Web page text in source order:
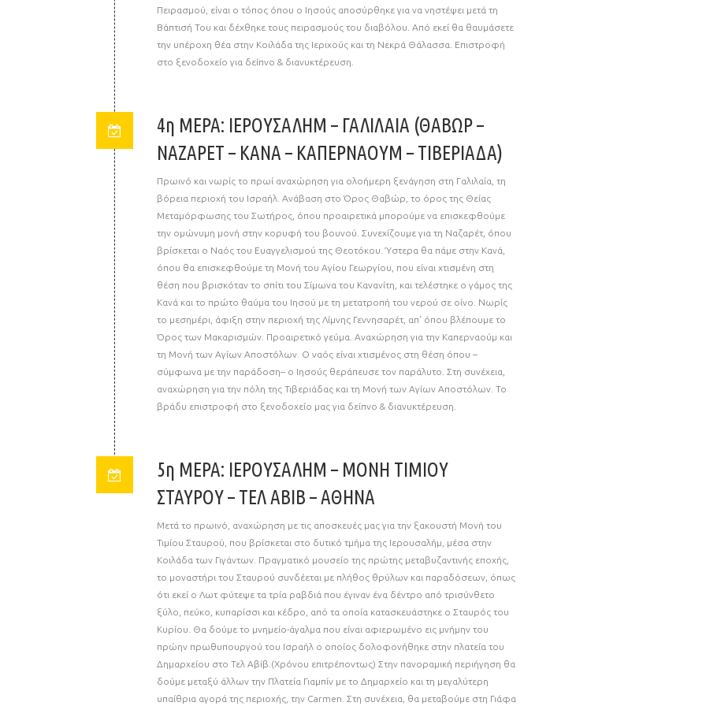
Πειρασμού, είναι ο τόπος όπου ο Ιησούς αποσύρθηκε για να νηστέψει μετά τη
Βάπτισή Του και δέχθηκε τους πειρασμούς του διαβόλου. Από εκεί θα θαυμάσετε
την υπέροχη θέα στην Κοιλάδα της Ιεριχούς και τη Νεκρά Θάλασσα. Επιστροφή
στο ξενοδοχείο για δείπνο & διανυκτέρευση.
4η ΜΕΡΑ: ΙΕΡΟΥΣΑΛΗΜ – ΓΑΛΙΛΑΙΑ (ΘΑΒΩΡ –
ΝΑΖΑΡΕΤ – ΚΑΝΑ – ΚΑΠΕΡΝΑΟΥΜ – ΤΙΒΕΡΙΑΔΑ)
Πρωινό και νωρίς το πρωί αναχώρηση για ολοήμερη ξενάγηση στη Γαλιλαία, τη
βόρεια περιοχή του Ισραήλ. Ανάβαση στο Όρος Θαβώρ, το όρος της Θείας
Μεταμόρφωσης του Σωτήρος, όπου προαιρετικά μπορούμε να επισκεφθούμε
την ομώνυμη μονή στην κορυφή του βουνού. Συνεχίζουμε για τη Ναζαρέτ, όπου
βρίσκεται ο Ναός του Ευαγγελισμού της Θεοτόκου. Ύστερα θα πάμε στην Κανά,
όπου θα επισκεφθούμε τη Μονή του Αγίου Γεωργίου, που είναι χτισμένη στη
θέση που βρισκόταν το σπίτι του Σίμωνα του Κανανίτη, και τελέστηκε ο γάμος της
Κανά και το πρώτο θαύμα του Ιησού με τη μετατροπή του νερού σε οίνο. Νωρίς
το μεσημέρι, άφιξη στην περιοχή της Λίμνης Γεννησαρέτ, απ’ όπου βλέπουμε το
Όρος των Μακαρισμών. Προαιρετικό γεύμα. Αναχώρηση για την Καπερναούμ και
τη Μονή των Αγίων Αποστόλων. Ο ναός είναι χτισμένος στη θέση όπου –
σύμφωνα με την παράδοση– ο Ιησούς θεράπευσε τον παράλυτο. Στη συνέχεια,
αναχώρηση για την πόλη της Τιβεριάδας και τη Μονή των Αγίων Αποστόλων. Το
βράδυ επιστροφή στο ξενοδοχείο μας για δείπνο & διανυκτέρευση.
5η ΜΕΡΑ: ΙΕΡΟΥΣΑΛΗΜ – ΜΟΝΗ ΤΙΜΙΟΥ
ΣΤΑΥΡΟΥ – ΤΕΛ ΑΒΙΒ – ΑΘΗΝΑ
Μετά το πρωινό, αναχώρηση με τις αποσκευές μας για την ξακουστή Μονή του
Τιμίου Σταυρού, που βρίσκεται στο δυτικό τμήμα της Ιερουσαλήμ, μέσα στην
Κοιλάδα των Γιγάντων. Πραγματικό μουσείο της πρώτης μεταβυζαντινής εποχής,
το μοναστήρι του Σταυρού συνδέεται με πλήθος θρύλων και παραδόσεων, όπως
ότι εκεί ο Λωτ φύτεψε τα τρία ραβδιά που έγιναν ένα δέντρο από τρισύνθετο
ξύλο, πεύκο, κυπαρίσσι και κέδρο, από τα οποία κατασκευάστηκε ο Σταυρός του
Κυρίου. Θα δούμε το μνημείο-άγαλμα που είναι αφιερωμένο εις μνήμην του
πρώην πρωθυπουργού του Ισραήλ ο οποίος δολοφονήθηκε στην πλατεία του
Δημαρχείου στο Τελ Αβίβ.(Χρόνου επιτρέποντως) Στην πανοραμική περιήγηση θα
δούμε μεταξύ άλλων την Πλατεία Γιαμπίν με το Δημαρχείο και τη μεγαλύτερη
υπαίθρια αγορά της περιοχής, την Carmen. Στη συνέχεια, θα μεταβούμε στη Γιάφα